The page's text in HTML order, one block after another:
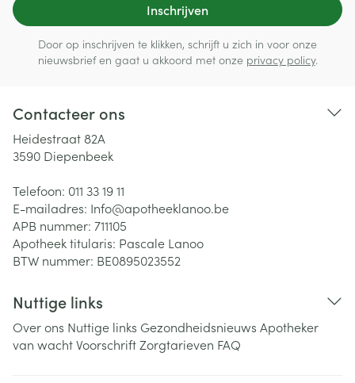
Inschrijven
Door op inschrijven te klikken, schrijft u zich in voor onze
nieuwsbrief en gaat u akkoord met onze privacy policy.
Contacteer ons
Heidestraat 82A
3590 Diepenbeek
Telefoon: 011 33 19 11
E-mailadres: Info@apotheeklanoo.be
APB nummer: 711105
Apotheek titularis: Pascale Lanoo
BTW nummer: BE0895023552
Nuttige links
Over ons Nuttige links Gezondheidsnieuws Apotheker
van wachtVoorschriftZorgtarieven FAQ